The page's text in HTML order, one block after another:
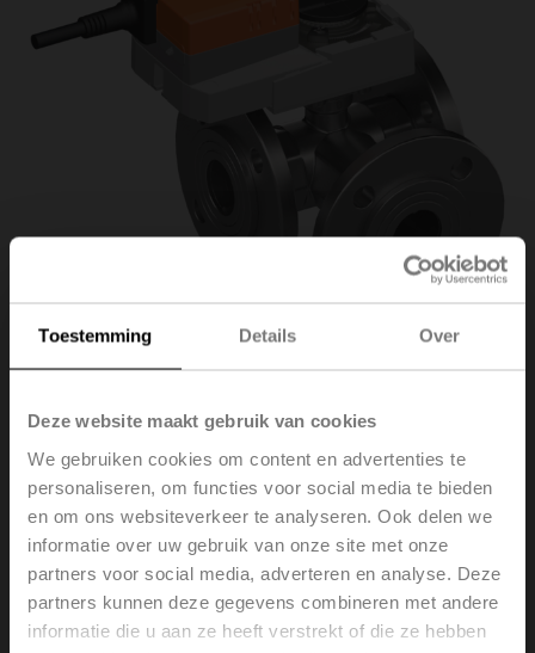
Toestemming Details Over
Deze website maakt gebruik van cookies
We gebruiken cookies om content en advertenties te
personaliseren, om functies voor social media te bieden
en om ons websiteverkeer te analyseren. Ook delen we
informatie over uw gebruik van onze site met onze
partners voor social media, adverteren en analyse. Deze
partners kunnen deze gegevens combineren met andere
informatie die u aan ze heeft verstrekt of die ze hebben
R7040R16-
B3+SR230A
Regelkogelkraan, 3-weg, DN 40, Flens, PN 6, ps
600 kPa, Kvs 16 m³/h, Mediumtemperatuur -10...100°C
[14...212°F]
Roterende aandrijving, 20 Nm, AC 100...240 V,